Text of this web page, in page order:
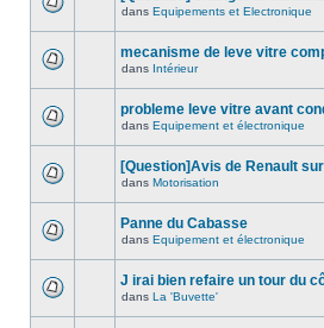
dans Equipements et Electronique
mecanisme de leve vitre
dans Intérieur
probleme leve vitre avant
dans Equipement et électronique
[Question]Avis de Renault
dans Motorisation
Panne du Cabasse
dans Equipement et électronique
J irai bien refaire un tour du
dans La 'Buvette'